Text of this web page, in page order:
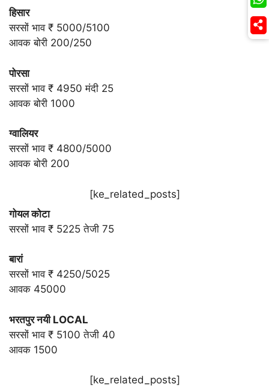
हिसार
सरसों भाव ₹ 5000/5100
आवक बोरी 200/250
पोरसा
सरसों भाव ₹ 4950 मंदी 25
आवक बोरी 1000
ग्वालियर
सरसों भाव ₹ 4800/5000
आवक बोरी 200
[ke_related_posts]
गोयल कोटा
सरसों भाव ₹ 5225 तेजी 75
बारां
सरसों भाव ₹ 4250/5025
आवक 45000
भरतपुर नयी LOCAL
सरसों भाव ₹ 5100 तेजी 40
आवक 1500
[ke_related_posts]